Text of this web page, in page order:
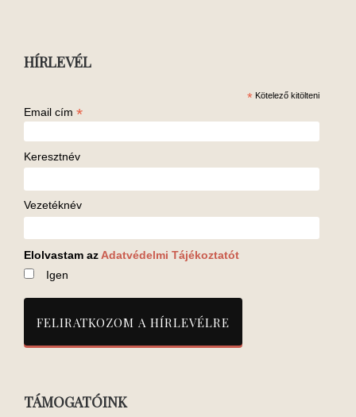
HÍRLEVÉL
* Kötelező kitölteni
Email cím *
Keresztnév
Vezetéknév
Elolvastam az Adatvédelmi Tájékoztatót
Igen
TÁMOGATÓINK